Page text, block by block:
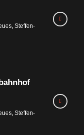
, Steffen-
, Steffen-